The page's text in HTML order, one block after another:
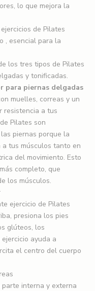
lo que mejora la
de Pilates
, esencial para la
los tres tipos de Pilates
y tonificadas.
para piernas delgadas
muelles, correas y un
resistencia a tus
Pilates son
piernas porque la
tus músculos tanto en
del movimiento. Esto
completo, que
los músculos.
ejercicio de Pilates
presiona los pies
glúteos, los
ayuda a
el centro del cuerpo
interna y externa